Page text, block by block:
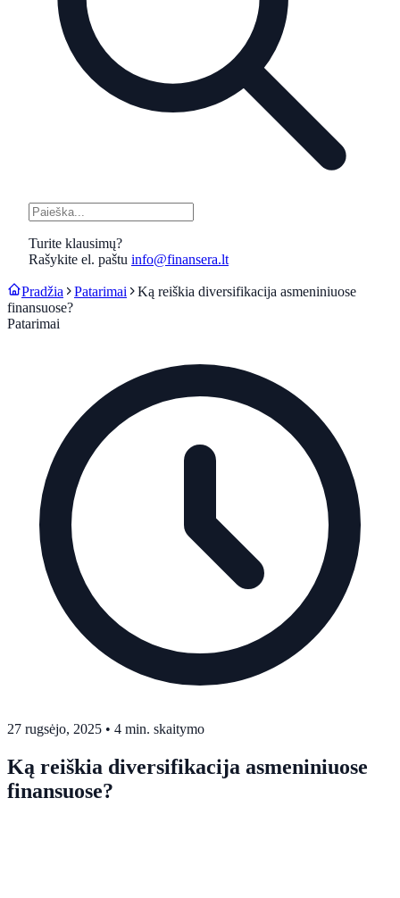
Turite klausimų?
Rašykite el. paštu info@finansera.lt
Pradžia Patarimai
Ką reiškia diversifikacija asmeniniuose
finansuose?
Patarimai
27 rugsėjo, 2025 • 4 min. skaitymo
Ką reiškia diversifikacija asmeniniuose
finansuose?